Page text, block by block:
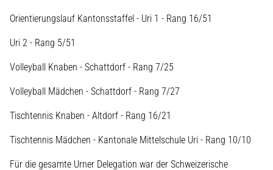
Orientierungslauf Kantonsstaffel - Uri 1 - Rang 16/51
Uri 2 - Rang 5/51
Volleyball Knaben - Schattdorf - Rang 7/25
Volleyball Mädchen - Schattdorf - Rang 7/27
Tischtennis Knaben - Altdorf - Rang 16/21
Tischtennis Mädchen - Kantonale Mittelschule Uri - Rang 10/10
Für die gesamte Urner Delegation war der Schweizerische